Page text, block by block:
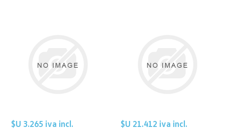
$U 3.265 iva incl. $U 21.412 iva incl.